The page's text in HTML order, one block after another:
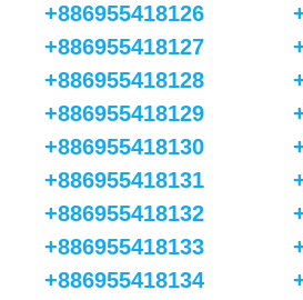
+886955418126
+886955418127
+886955418128
+886955418129
+886955418130
+886955418131
+886955418132
+886955418133
+886955418134